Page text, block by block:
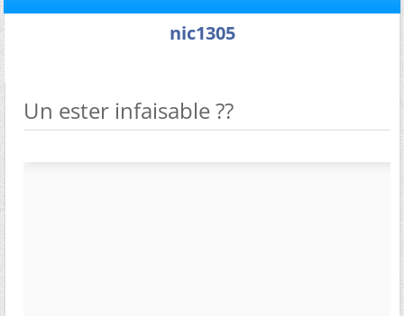
nic1305
Un ester infaisable ??